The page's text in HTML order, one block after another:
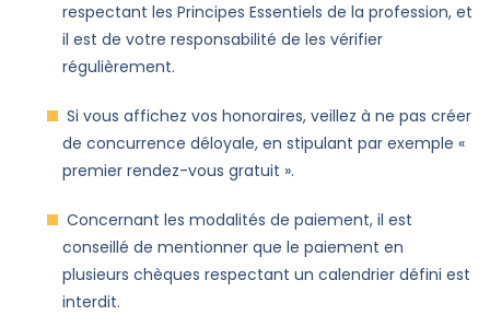
respectant les Principes Essentiels de la profession, et
il est de votre responsabilité de les vérifier
régulièrement.
Si vous affichez vos honoraires, veillez à ne pas créer
de concurrence déloyale, en stipulant par exemple «
premier rendez-vous gratuit ».
Concernant les modalités de paiement, il est
conseillé de mentionner que le paiement en
plusieurs chèques respectant un calendrier défini est
interdit.